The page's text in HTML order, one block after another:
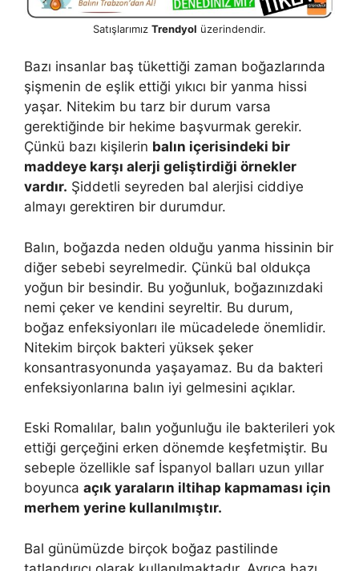
Satışlarımız Trendyol üzerindendir.
Bazı insanlar baş tükettiği zaman boğazlarında
şişmenin de eşlik ettiği yıkıcı bir yanma hissi
yaşar. Nitekim bu tarz bir durum varsa
gerektiğinde bir hekime başvurmak gerekir.
Çünkü bazı kişilerin balın içerisindeki bir
maddeye karşı alerji geliştirdiği örnekler
vardır. Şiddetli seyreden bal alerjisi ciddiye
almayı gerektiren bir durumdur.
Balın, boğazda neden olduğu yanma hissinin bir
diğer sebebi seyrelmedir. Çünkü bal oldukça
yoğun bir besindir. Bu yoğunluk, boğazınızdaki
nemi çeker ve kendini seyreltir. Bu durum,
boğaz enfeksiyonları ile mücadelede önemlidir.
Nitekim birçok bakteri yüksek şeker
konsantrasyonunda yaşayamaz. Bu da bakteri
enfeksiyonlarına balın iyi gelmesini açıklar.
Eski Romalılar, balın yoğunluğu ile bakterileri yok
ettiği gerçeğini erken dönemde keşfetmiştir. Bu
sebeple özellikle saf İspanyol balları uzun yıllar
boyunca açık yaraların iltihap kapmaması için
merhem yerine kullanılmıştır.
Bal günümüzde birçok boğaz pastilinde